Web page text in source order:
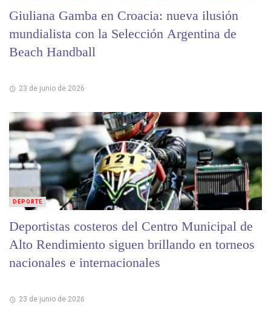
Giuliana Gamba en Croacia: nueva ilusión
mundialista con la Selección Argentina de
Beach Handball
23 de junio de 2026
Deportistas costeros del Centro Municipal de
Alto Rendimiento siguen brillando en torneos
nacionales e internacionales
23 de junio de 2026
DEPORTE